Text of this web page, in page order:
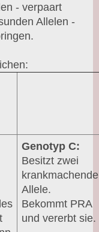
- verpaart
Allelen -
Genotyp C:
Besitzt zwei
krankmachende
Allele.
Bekommt PRA
und vererbt sie.